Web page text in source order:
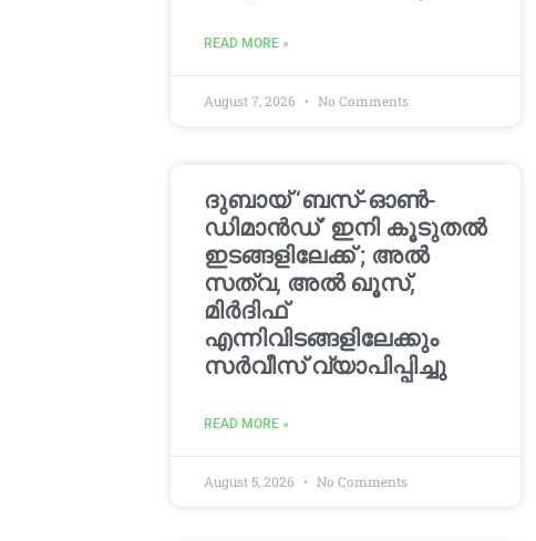
READ MORE »
August 7, 2026 No Comments
ദുബായ് ‘ബസ്-ഓൺ-
ഡിമാൻഡ്’ ഇനി കൂടുതൽ
ഇടങ്ങളിലേക്ക് ; അൽ
സത്വ, അൽ ഖൂസ്,
മിർദിഫ്
എന്നിവിടങ്ങളിലേക്കും
സർവീസ് വ്യാപിപ്പിച്ചു
READ MORE »
August 5, 2026 No Comments